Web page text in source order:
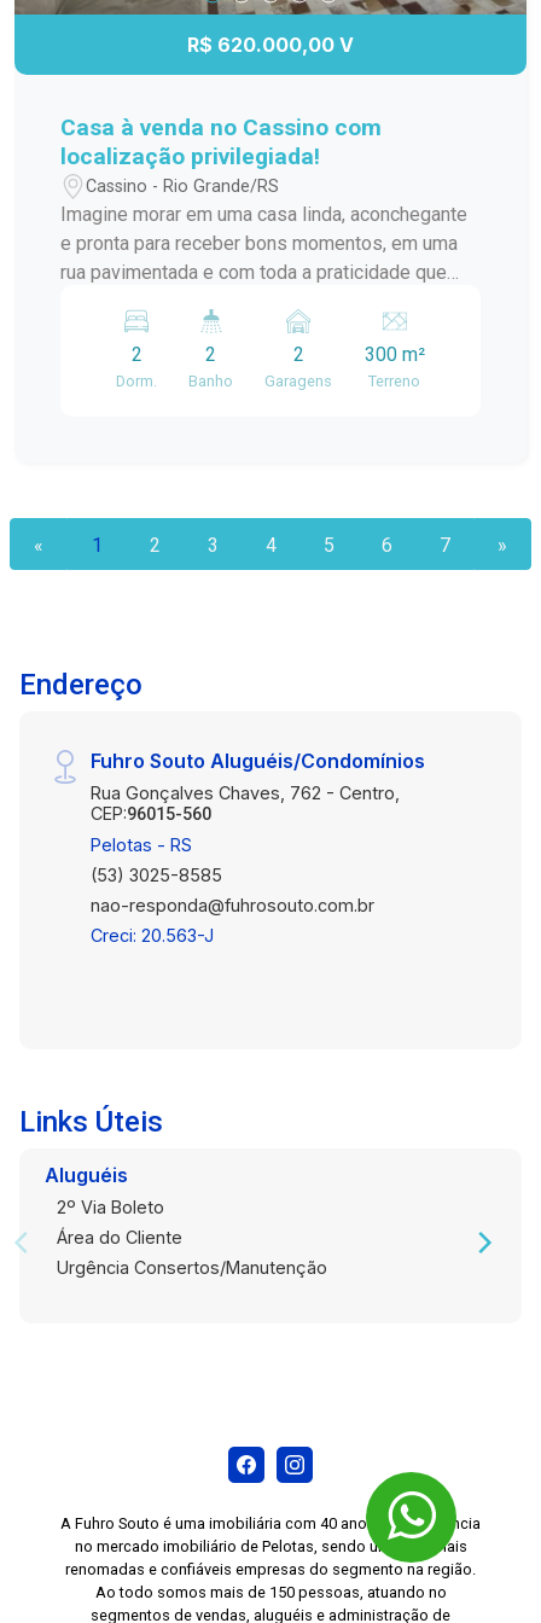
endereço em um grande investimento.
R$ 620.000,00 V
Casa à venda no Cassino com
localização privilegiada!
Cassino - Rio Grande/RS
Imagine morar em uma casa linda, aconchegante
e pronta para receber bons momentos, em uma
rua pavimentada e com toda a praticidade que
dormitórios e 02 banheiros, oferecendo conforto
e funcionalidade para toda a família. O destaque
fica por conta do agradável pátio, acompanhado
você se sentir em casa desde o primeiro
encantar!
2
Dorm.
2
Banho
2
Garagens
300 m²
Terreno
« 1 2 3 4 5 6 7 »
Endereço
Fuhro Souto Aluguéis/Condomínios
Rua Gonçalves Chaves, 762 - Centro,
CEP:96015-560
Pelotas - RS
(53) 3025-8585
nao-responda@fuhrosouto.com.br
Creci: 20.563-J
Links Úteis
Aluguéis
2º Via Boleto
Área do Cliente
Urgência Consertos/Manutenção
A Fuhro Souto é uma imobiliária com 40 anos de experiência
no mercado imobiliário de Pelotas, sendo uma das mais
renomadas e confiáveis empresas do segmento na região.
Ao todo somos mais de 150 pessoas, atuando no
segmentos de vendas, aluguéis e administração de